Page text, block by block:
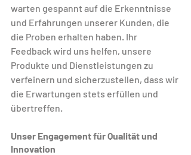
warten gespannt auf die Erkenntnisse
und Erfahrungen unserer Kunden, die
die Proben erhalten haben. Ihr
Feedback wird uns helfen, unsere
Produkte und Dienstleistungen zu
verfeinern und sicherzustellen, dass wir
die Erwartungen stets erfüllen und
übertreffen.
Unser Engagement für Qualität und
Innovation